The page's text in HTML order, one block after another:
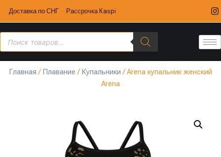
Доставка по СНГ · Рассрочка Kaspi
Главная / Плавание / Купальники / Arena купальник женский
Arena